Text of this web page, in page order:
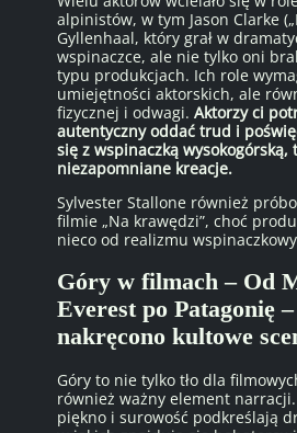
alpinistów, w tym Jason Clarke
Gyllenhaal, który grał w
wspinaczce, ale nie tylko oni
typu produkcjach. Ich role
umiejętności aktorskich, ale
fizycznej i odwagi. Aktorzy ci
autentyczny oddać trud i
się z wspinaczką wysokogórską,
niezapomniane kreacje.
Sylvester Stallone również
filmie „Na krawędzi”, choć
nieco od realizmu
Góry w filmach – Od
Everest po Patagonię
nakręcono kultowe
Góry to nie tylko tło dla
również ważny element
piękno i surowość podkreślają